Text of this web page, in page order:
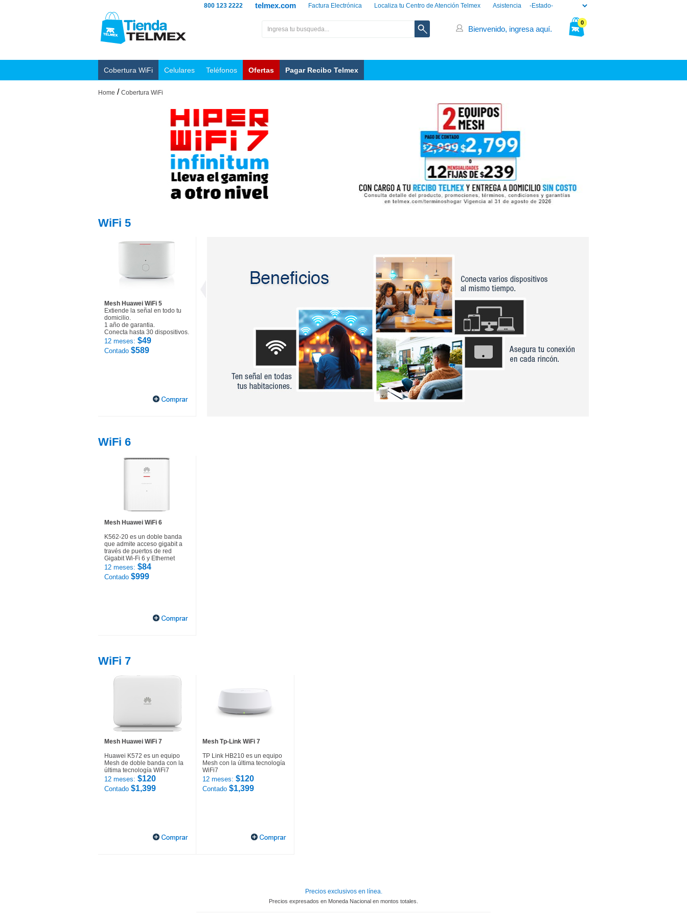
Asistencia
Localiza tu Centro de Atención Telmex
Factura Electrónica
telmex.com
800 123 2222
0
Bienvenido, ingresa aquí.
Cobertura WiFi Celulares Teléfonos Ofertas Pagar Recibo Telmex
Home / Cobertura WiFi
WiFi 5
Mesh Huawei WiFi 5
Extiende la señal en todo tu
domicilio.
1 año de garantia.
Conecta hasta 30 dispositivos.
12 meses: $49
Contado $589
WiFi 6
Mesh Huawei WiFi 6
K562-20 es un doble banda
que admite acceso gigabit a
través de puertos de red
Gigabit Wi-Fi 6 y Ethernet
12 meses: $84
Contado $999
WiFi 7
Mesh Huawei WiFi 7
Huawei K572 es un equipo
Mesh de doble banda con la
última tecnología WiFi7
12 meses: $120
Contado $1,399
Mesh Tp-Link WiFi 7
TP Link HB210 es un equipo
Mesh con la última tecnología
WiFi7
12 meses: $120
Contado $1,399
Precios exclusivos en línea.
Precios expresados en Moneda Nacional en montos totales.